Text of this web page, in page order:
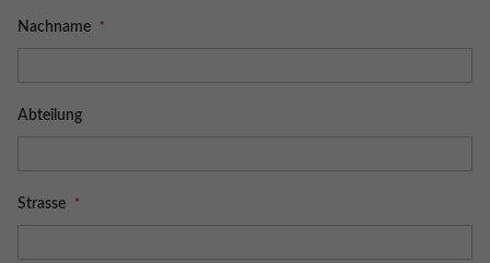
Nachname
Abteilung
Strasse